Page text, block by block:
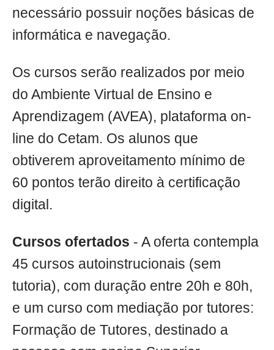
necessário possuir noções básicas de
informática e navegação.
Os cursos serão realizados por meio
do Ambiente Virtual de Ensino e
Aprendizagem (AVEA), plataforma on-
line do Cetam. Os alunos que
obtiverem aproveitamento mínimo de
60 pontos terão direito à certificação
digital.
Cursos ofertados - A oferta contempla
45 cursos autoinstrucionais (sem
tutoria), com duração entre 20h e 80h,
e um curso com mediação por tutores:
Formação de Tutores, destinado a